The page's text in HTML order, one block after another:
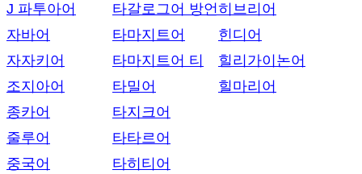
J 파투아어
자바어
자자키어
조지아어
종카어
줄루어
중국어
타갈로그어 방언
타마지트어
타마지트어 티
타밀어
타지크어
타타르어
타히티어
히브리어
힌디어
힐리가이논어
힐마리어